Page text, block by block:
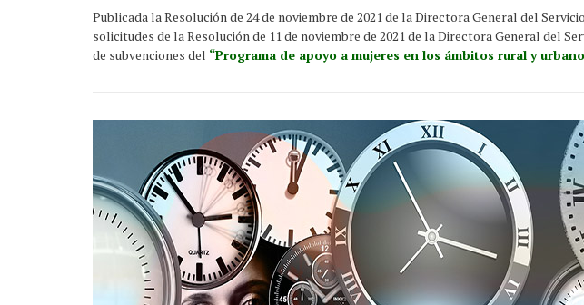
Publicada la Resolución de 24 de noviembre de 2021 de la Directora General del
solicitudes de la Resolución de 11 de noviembre de 2021 de la Directora General del
de subvenciones del “Programa de apoyo a mujeres en los ámbitos rural y